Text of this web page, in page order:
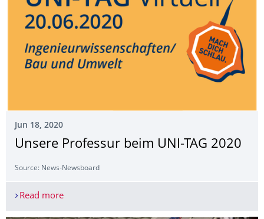
Jun 18, 2020
Unsere Professur beim UNI-TAG 2020
Source: News-Newsboard
Read moreUnsere Professur beim UNI-TAG 2020